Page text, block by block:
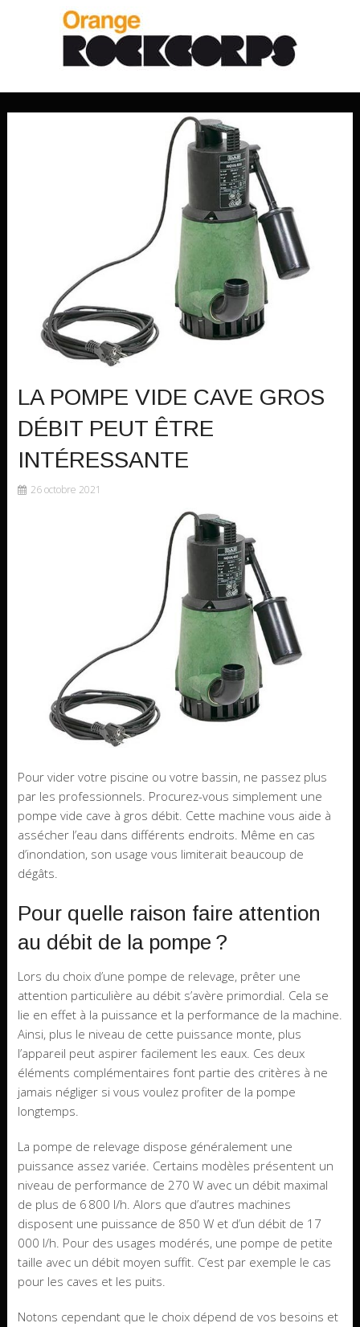
LA POMPE VIDE CAVE GROS
DÉBIT PEUT ÊTRE
INTÉRESSANTE
26 octobre 2021
Pour vider votre piscine ou votre bassin, ne passez plus
par les professionnels. Procurez-vous simplement une
pompe vide cave à gros débit. Cette machine vous aide à
assécher l’eau dans différents endroits. Même en cas
d’inondation, son usage vous limiterait beaucoup de
dégâts.
Pour quelle raison faire attention
au débit de la pompe ?
Lors du choix d’une pompe de relevage, prêter une
attention particulière au débit s’avère primordial. Cela se
lie en effet à la puissance et la performance de la machine.
Ainsi, plus le niveau de cette puissance monte, plus
l’appareil peut aspirer facilement les eaux. Ces deux
éléments complémentaires font partie des critères à ne
jamais négliger si vous voulez profiter de la pompe
longtemps.
La pompe de relevage dispose généralement une
puissance assez variée. Certains modèles présentent un
niveau de performance de 270 W avec un débit maximal
de plus de 6 800 l/h. Alors que d’autres machines
disposent une puissance de 850 W et d’un débit de 17
000 l/h. Pour des usages modérés, une pompe de petite
taille avec un débit moyen suffit. C’est par exemple le cas
pour les caves et les puits.
Notons cependant que le choix dépend de vos besoins et